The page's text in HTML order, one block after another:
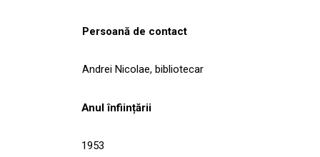
Persoană de contact
Andrei Nicolae, bibliotecar
Anul înființării
1953